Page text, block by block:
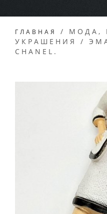
ГЛАВНАЯ / МОДА,
УКРАШЕНИЯ
/
CHANEL.